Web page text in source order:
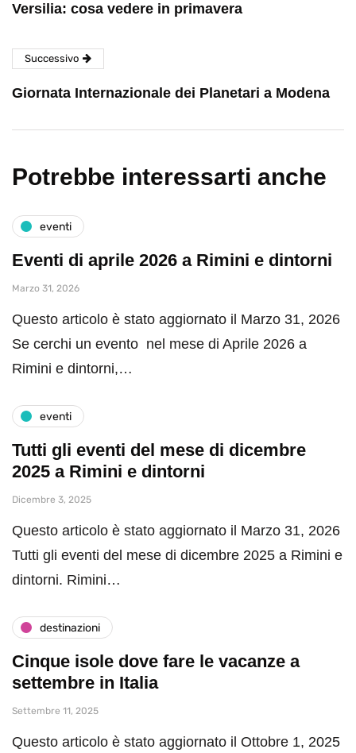
Versilia: cosa vedere in primavera
Successivo
Giornata Internazionale dei Planetari a Modena
Potrebbe interessarti anche
eventi
Eventi di aprile 2026 a Rimini e dintorni
Marzo 31, 2026
Questo articolo è stato aggiornato il Marzo 31, 2026
Se cerchi un evento nel mese di Aprile 2026 a
Rimini e dintorni,…
eventi
Tutti gli eventi del mese di dicembre
2025 a Rimini e dintorni
Dicembre 3, 2025
Questo articolo è stato aggiornato il Marzo 31, 2026
Tutti gli eventi del mese di dicembre 2025 a Rimini e
dintorni. Rimini…
destinazioni
Cinque isole dove fare le vacanze a
settembre in Italia
Settembre 11, 2025
Questo articolo è stato aggiornato il Ottobre 1, 2025